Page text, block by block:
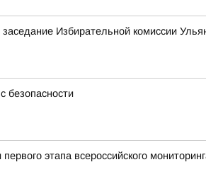
Избирательной комиссии
безопасности
этапа всероссийского